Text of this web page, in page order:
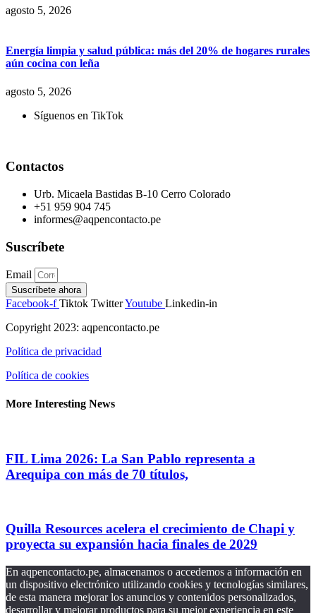
agosto 5, 2026
Energía limpia y salud pública: más del 20% de hogares rurales
aún cocina con leña
agosto 5, 2026
Síguenos en TikTok
Contactos
Urb. Micaela Bastidas B-10 Cerro Colorado
+51 959 904 745
informes@aqpencontacto.pe
Suscríbete
Email
Suscríbete ahora
Facebook-f Tiktok TwitterYoutube Linkedin-in
Copyright 2023: aqpencontacto.pe
Política de privacidad
Política de cookies
More Interesting News
FIL Lima 2026: La San Pablo representa a
Arequipa con más de 70 títulos,
Quilla Resources acelera el crecimiento de Chapi y
proyecta su expansión hacia finales de 2029
En aqpencontacto.pe, almacenamos o accedemos a información en
un dispositivo electrónico utilizando cookies y tecnologías similares,
de esta manera mejorar los anuncios y contenidos personalizados,
desarrollar y mejorar productos para su mejor experiencia en este